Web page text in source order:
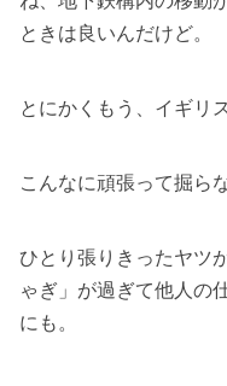
ときは良いんだけど。
とにかくもう、イギリ
こんなに頑張って掘ら
ひとり張りきったヤツ
ゃぎ」が過ぎて他人の
にも。